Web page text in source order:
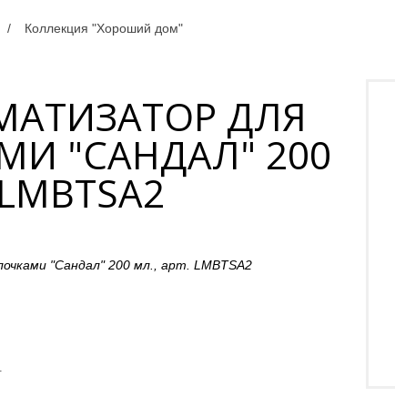
Коллекция "Хороший дом"
ДЛЯ
"САНДАЛ" 200